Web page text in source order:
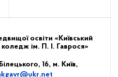
освіти «Київський
ім. П. І. Гаврося»
16, м. Київ,
@ukr.net